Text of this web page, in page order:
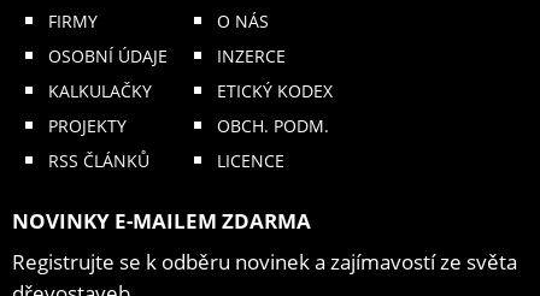
FIRMY
OSOBNÍ ÚDAJE
KALKULAČKY
PROJEKTY
RSS ČLÁNKŮ
O NÁS
INZERCE
ETICKÝ KODEX
OBCH. PODM.
LICENCE
NOVINKY E-MAILEM ZDARMA
Registrujte se k odběru novinek a zajímavostí ze světa